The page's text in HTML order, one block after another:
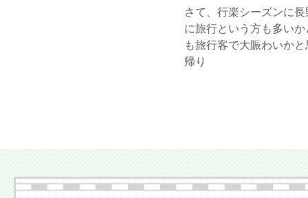
さて、行楽シーズンに
に旅行という方も多い
も旅行客で大賑わいか
帰り